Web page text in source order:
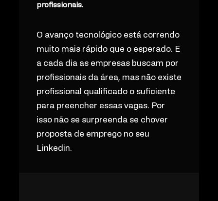
profissionais.
O avanço tecnológico está correndo
muito mais rápido que o esperado. E
a cada dia as empresas buscam por
profissionais da área, mas não existe
profissional qualificado o suficiente
para preencher essas vagas. Por
isso não se surpreenda se chover
proposta de emprego no seu
Linkedin.